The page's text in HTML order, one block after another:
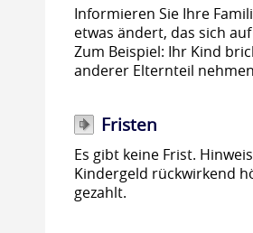
Informieren Sie Ihre
etwas ändert, das sich
Zum Beispiel: Ihr Kind
anderer Elternteil
Fristen
Es gibt keine Frist.
Kindergeld rückwirkend
gezahlt.